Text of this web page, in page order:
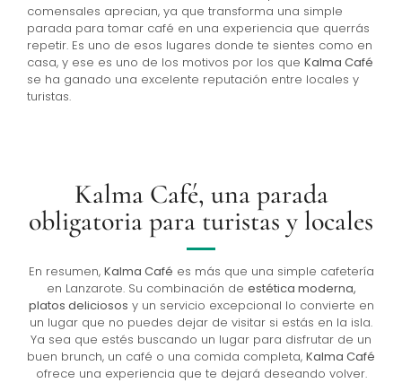
comensales aprecian, ya que transforma una simple
parada para tomar café en una experiencia que querrás
repetir. Es uno de esos lugares donde te sientes como en
casa, y ese es uno de los motivos por los que Kalma Café
se ha ganado una excelente reputación entre locales y
turistas.
Kalma Café, una parada
obligatoria para turistas y locales
En resumen, Kalma Café es más que una simple cafetería
en Lanzarote. Su combinación de estética moderna,
platos deliciosos y un servicio excepcional lo convierte en
un lugar que no puedes dejar de visitar si estás en la isla.
Ya sea que estés buscando un lugar para disfrutar de un
buen brunch, un café o una comida completa, Kalma Café
ofrece una experiencia que te dejará deseando volver.